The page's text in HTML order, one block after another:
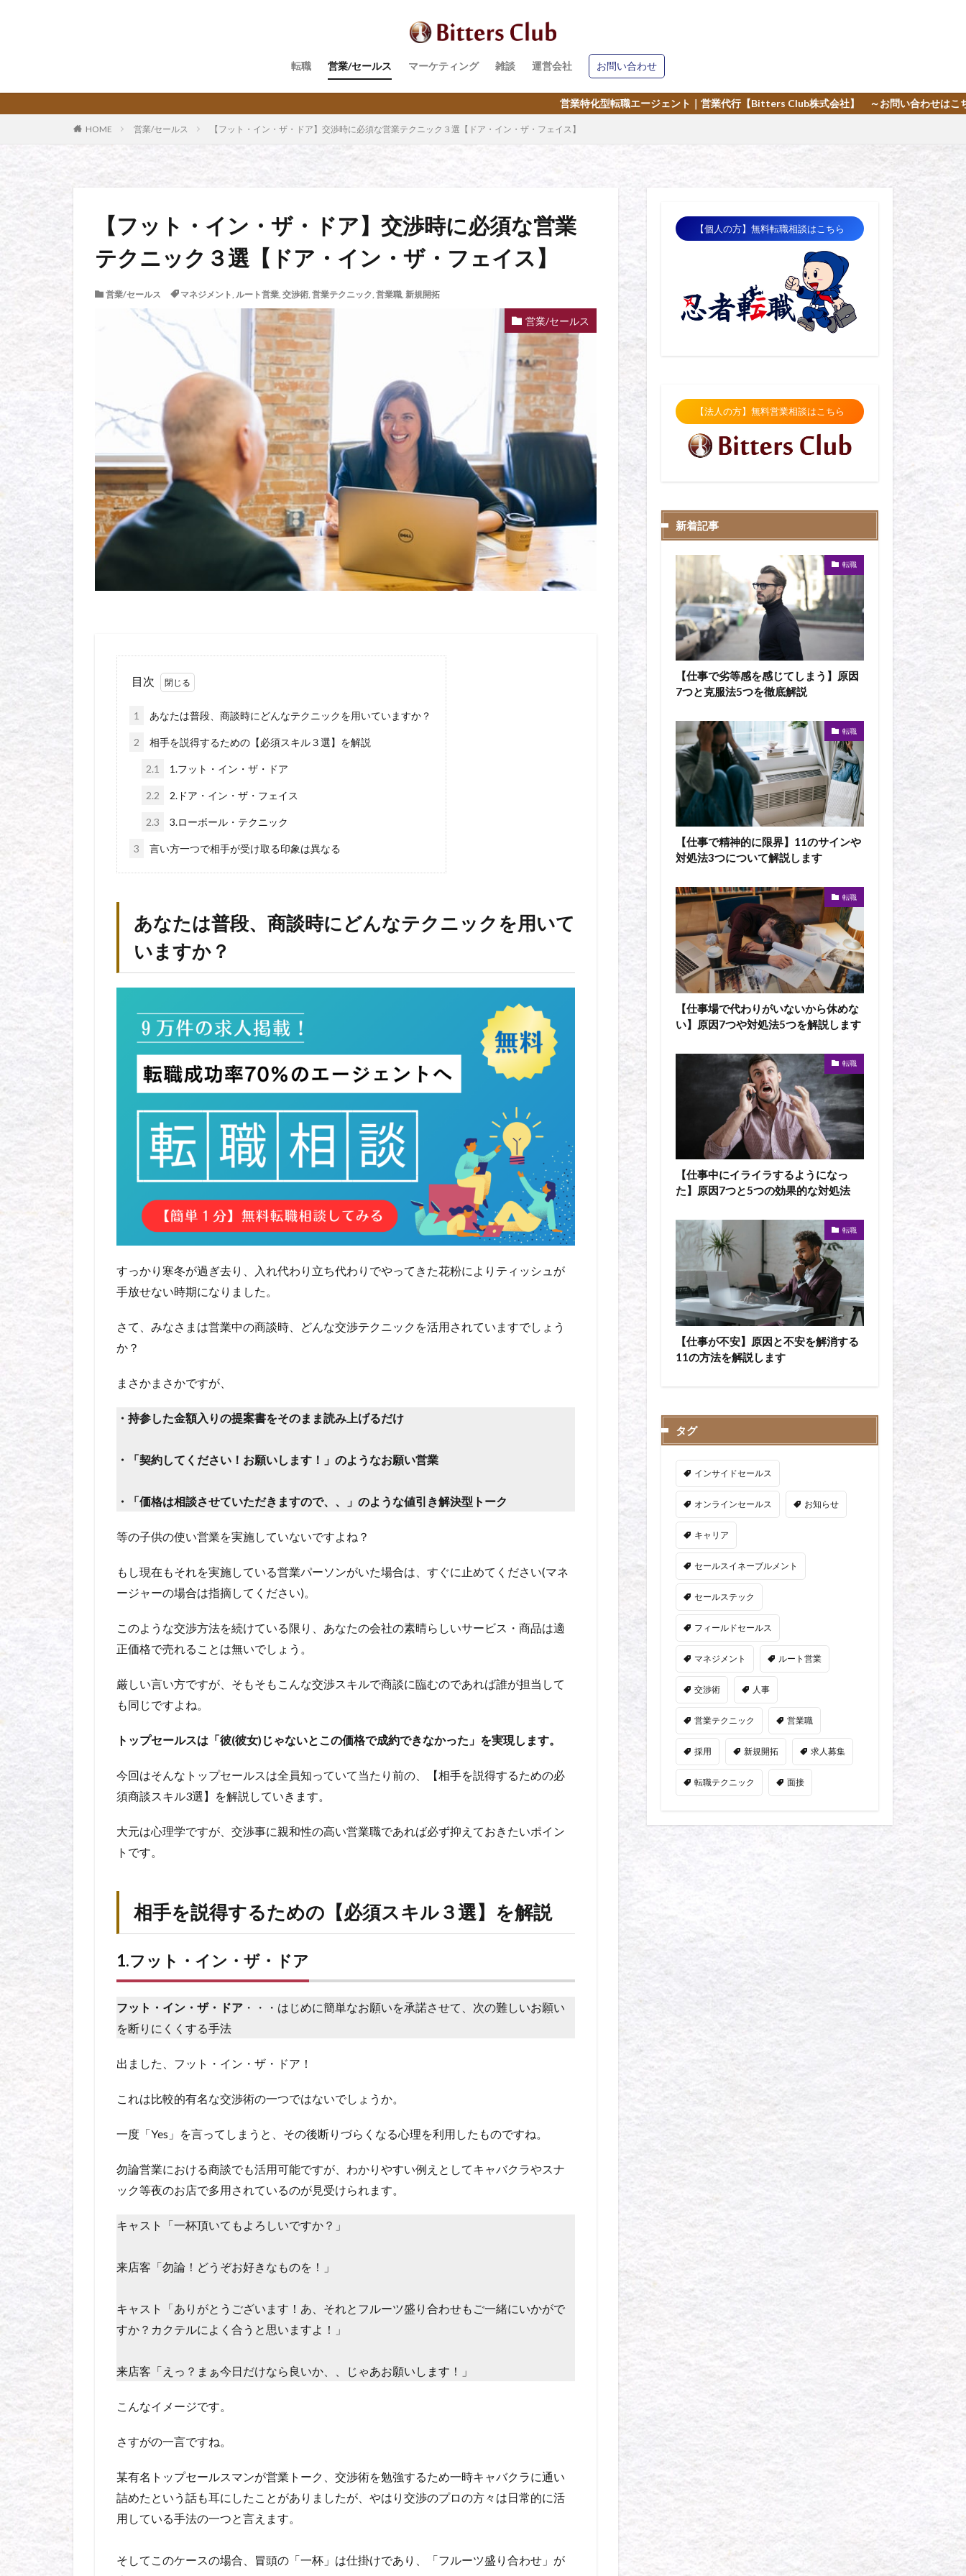
転職 営業/セールス マーケティング 雑談 運営会社 お問い合わせ
営業特化型転職エージェント｜営業代行【Bitters Club株式会社】 ～お問い合わせはこちら～
HOME 営業/セールス 【フット・イン・ザ・ドア】交渉時に必須な営業テクニック３選【ドア・イン・ザ・フェイス】
【フット・イン・ザ・ドア】交渉時に必須な営業
テクニック３選【ドア・イン・ザ・フェイス】
営業/セールス マネジメント, ルート営業, 交渉術, 営業テクニック, 営業職, 新規開拓
営業/セールス
目次
1 あなたは普段、商談時にどんなテクニックを用いていますか？
2 相手を説得するための【必須スキル３選】を解説
2.1 1.フット・イン・ザ・ドア
2.2 2.ドア・イン・ザ・フェイス
2.3 3.ローボール・テクニック
3 言い方一つで相手が受け取る印象は異なる
あなたは普段、商談時にどんなテクニックを用いて
いますか？
すっかり寒冬が過ぎ去り、入れ代わり立ち代わりでやってきた花粉によりティッシュが
手放せない時期になりました。
さて、みなさまは営業中の商談時、どんな交渉テクニックを活用されていますでしょう
か？
まさかまさかですが、
・持参した金額入りの提案書をそのまま読み上げるだけ
・「契約してください！お願いします！ 」 のようなお願い営業
・「価格は相談させていただきますので、、」のような値引き解決型トーク
等の子供の使い営業を実施していないですよね？
もし現在もそれを実施している営業パーソンがいた場合は、すぐに止めてください(マネ
ージャーの場合は指摘してください)。
このような交渉方法を続けている限り、あなたの会社の素晴らしいサービス・商品は適
正価格で売れることは無いでしょう。
厳しい言い方ですが、そもそもこんな交渉スキルで商談に臨むのであれば誰が担当して
も同じですよね。
トップセールスは「彼(彼女)じゃないとこの価格で成約できなかった」を実現します。
今回はそんなトップセールスは全員知っていて当たり前の、【相手を説得するための必
須商談スキル3選】を解説していきます。
大元は心理学ですが、交渉事に親和性の高い営業職であれば必ず抑えておきたいポイン
トです。
相手を説得するための【必須スキル３選】を解説
1.フット・イン・ザ・ドア
フット・イン・ザ・ドア ・・・はじめに簡単なお願いを承諾させて、次の難しいお願い
を断りにくくする手法
出ました、フット・イン・ザ・ドア！
これは比較的有名な交渉術の一つではないでしょうか。
一度「Yes」を言ってしまうと、その後断りづらくなる心理を利用したものですね。
勿論営業における商談でも活用可能ですが、わかりやすい例えとしてキャバクラやスナ
ック等夜のお店で多用されているのが見受けられます。
キャスト「一杯頂いてもよろしいですか？」
来店客「勿論！どうぞお好きなものを！」
キャスト「ありがとうございます！あ、それとフルーツ盛り合わせもご一緒にいかがで
すか？カクテルによく合うと思いますよ！」
来店客「えっ？まぁ今日だけなら良いか、、じゃあお願いします！」
こんなイメージです。
さすがの一言ですね。
某有名トップセールスマンが営業トーク、交渉術を勉強するため一時キャバクラに通い
詰めたという話も耳にしたことがありましたが、やはり交渉のプロの方々は日常的に活
用している手法の一つと言えます。
そしてこのケースの場合、冒頭の「一杯」は仕掛けであり、「フルーツ盛り合わせ」が
【個人の方】無料転職相談はこちら
【法人の方】無料営業相談はこちら
新着記事
転職
【仕事で劣等感を感じてしまう】原因
7つと克服法5つを徹底解説
転職
【仕事で精神的に限界】11のサインや
対処法3つについて解説します
転職
【仕事場で代わりがいないから休めな
い】原因7つや対処法5つを解説します
転職
【仕事中にイライラするようになっ
た】原因7つと5つの効果的な対処法
転職
【仕事が不安】原因と不安を解消する
11の方法を解説します
タグ
インサイドセールス
オンラインセールス お知らせ
キャリア
セールスイネーブルメント
セールステック
フィールドセールス
マネジメント ルート営業
交渉術 人事
営業テクニック 営業職
採用 新規開拓 求人募集
転職テクニック 面接